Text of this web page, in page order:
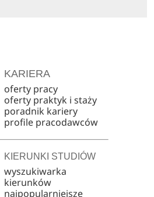
KARIERA
oferty pracy
oferty praktyk i staży
poradnik kariery
profile pracodawców
KIERUNKI STUDIÓW
wyszukiwarka
kierunków
najpopularniejsze